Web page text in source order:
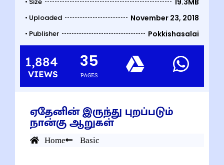
• Uploaded November 23, 2018
• Publisher Pokkishasalai
1,884
VIEWS PAGES
35
ஏதேனின் இருந்து புறப்படும்
நான்கு ஆறுகள்
Home Basic